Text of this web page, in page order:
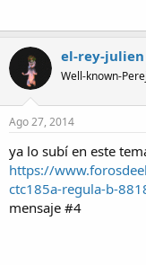
el-rey-julien
Well-known-
Ago 27, 2014
ya lo subí en este
https://
ctc185a-regula-b-
mensaje #4